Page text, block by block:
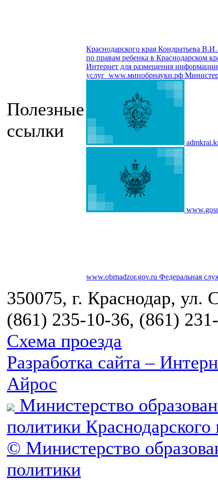
Полезные
ссылки
Краснодарского края Кондратьева В.И.
по правам ребенка в Краснодарском
Интернет для размещения информации
услуг www.минобрнауки.рф
www.obrnadzor.gov.ru Федеральная
350075, г. Краснодар, ул.
(861) 235-10-36, (861)
Схема проезда
Разработка сайта –
Айрос
Министерство
политики Краснодарского
© Министерство
политики